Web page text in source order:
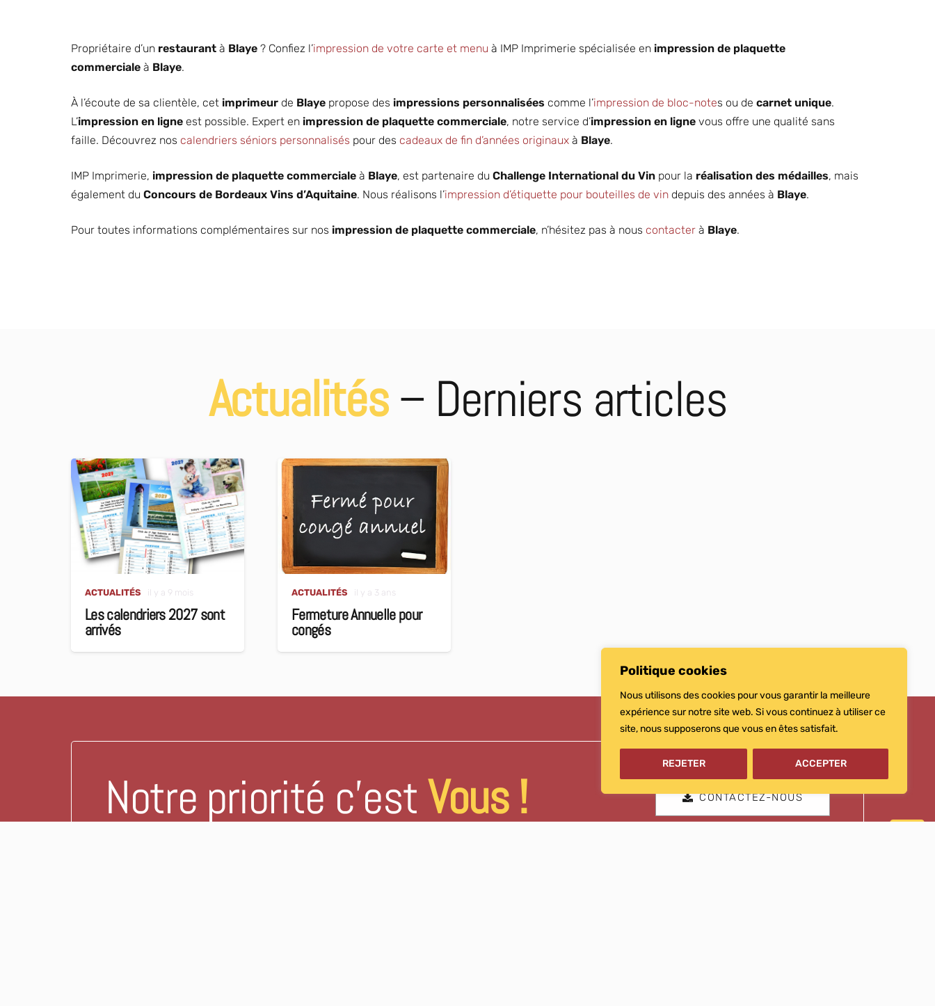
Politique cookies
Nous utilisons des cookies pour vous garantir la meilleure
expérience sur notre site web. Si vous continuez à utiliser ce
site, nous supposerons que vous en êtes satisfait.
REJETER ACCEPTER
Propriétaire d’un restaurant à Blaye ? Confiez l’impression de votre carte et menu à IMP Imprimerie spécialisée en impression de plaquette
commerciale à Blaye.
À l’écoute de sa clientèle, cet imprimeur de Blaye propose des impressions personnalisées comme l’impression de bloc-notes ou de carnet unique.
L’impression en ligne est possible. Expert en impression de plaquette commerciale, notre service d’impression en ligne vous offre une qualité sans
faille. Découvrez nos calendriers séniors personnalisés pour des cadeaux de fin d’années originaux à Blaye.
IMP Imprimerie, impression de plaquette commerciale à Blaye, est partenaire du Challenge International du Vin pour la réalisation des médailles, mais
également du Concours de Bordeaux Vins d’Aquitaine. Nous réalisons l’impression d’étiquette pour bouteilles de vin depuis des années à Blaye.
Pour toutes informations complémentaires sur nos impression de plaquette commerciale, n’hésitez pas à nous contacter à Blaye.
Actualités– Derniers articles
ACTUALITÉS il y a 9 mois
Les calendriers 2027 sont
arrivés
ACTUALITÉS il y a 3 ans
Fermeture Annuelle pour
congés
Notre priorité c’estVous ! CONTACTEZ-NOUS